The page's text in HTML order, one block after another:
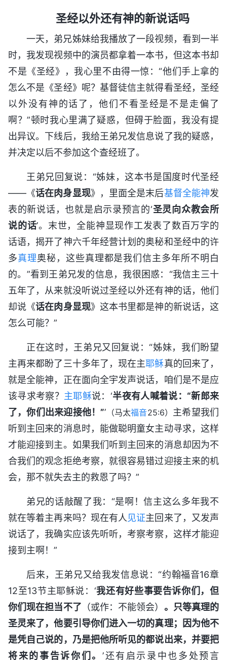
圣经以外还有神的新说话吗
一天，弟兄姊妹给我播放了一段视频，看到一半
时，我发现视频中的演员都拿着一本书，但这本书却
不是《圣经》，我心里不由得一惊：“他们手上拿的
怎么不是《圣经》呢？基督徒信主就得看圣经，圣经
以外没有神的话了，他们不看圣经是不是走偏了
啊？”顿时我心里满了疑惑，但碍于脸面，我没有提
出异议。下线后，我给王弟兄发信息说了我的疑惑，
并决定以后不参加这个查经班了。
王弟兄回复说：“姊妹，这本书是国度时代圣经
——《话在肉身显现》，里面全是末后基督全能神发
表的新说话，也就是启示录预言的‘圣灵向众教会所
说的话’。末世，全能神显现作工发表了数百万字的
话语，揭开了神六千年经营计划的奥秘和圣经中的许
多真理奥秘，这些真理都是我们信主多年所不明白
的。”看到王弟兄发的信息，我很困惑：“我信主三十
五年了，从来就没听说过圣经以外还有神的话，他们
却说《话在肉身显现》这本书里都是神的新说话，这
怎么可能？”
正在这时，王弟兄又回复说：“姊妹，我们盼望
主再来都盼了三十多年了，现在主耶稣真的回来了，
就是全能神，正在面向全宇发声说话，咱们是不是应
该寻求考察？ 主耶稣说：‘半夜有人喊着说：“新郎来
了，你们出来迎接他！”’ （马太福音25:6） 主希望我们
听到主回来的消息时，能做聪明童女主动寻求，这样
才能迎接到主。如果我们听到主回来的消息却因为不
合我们的观念拒绝考察，就很容易错过迎接主来的机
会，那不就失去主的救恩了吗？”
弟兄的话敲醒了我：“是啊！信主这么多年我不
就在等着主再来吗？现在有人 见证主回来了，又发声
说话了，我确实应该先听听，考察考察，这样才能迎
接到主啊！”
后来，王弟兄又给我发信息说：“约翰福音16章
12至13节主耶稣说：‘我还有好些事要告诉你们，但
你们现在担当不了 （或作：不能领会） 。只等真理的
圣灵来了，他要引导你们进入一切的真理；因为他不
是凭自己说的，乃是把他所听见的都说出来，并要把
将来的事告诉你们。 ’还有启示录中也多处预言